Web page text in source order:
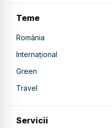
Teme
România
Internațional
Green
Travel
Servicii